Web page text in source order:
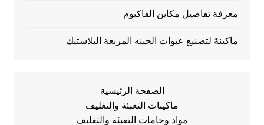
معرفة تفاصيل مكاين الفاكيوم
ماكينهً لتصنيع عبوات الجبنه المربعة البلاستيك
الصفحة الرئيسية
ماكينات التعبئة والتغليف
مواد وخامات التعبئة والتغليف